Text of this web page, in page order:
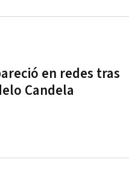
en redes tras
Candela